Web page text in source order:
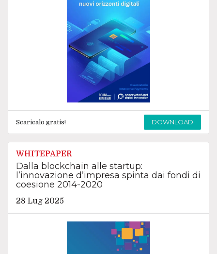
Scaricalo gratis! DOWNLOAD
WHITEPAPER
Dalla blockchain alle startup:
l’innovazione d’impresa spinta dai fondi di
coesione 2014-2020
28 Lug 2025